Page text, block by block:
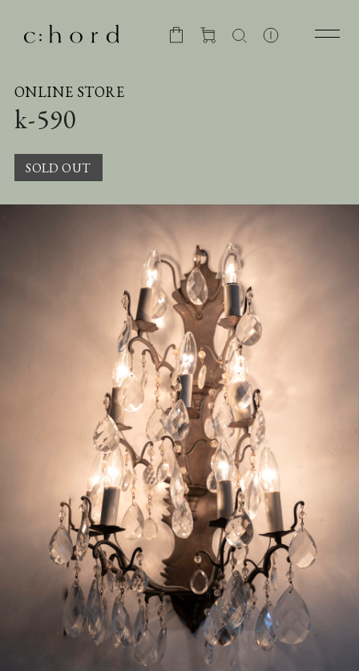
ONLINE STORE
k-590